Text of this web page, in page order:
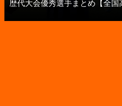
歴代大会優秀選手まとめ【全国